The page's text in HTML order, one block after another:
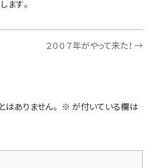
ます。
２００７年がやって来た！ →
はありません。 ※ が付いている欄は